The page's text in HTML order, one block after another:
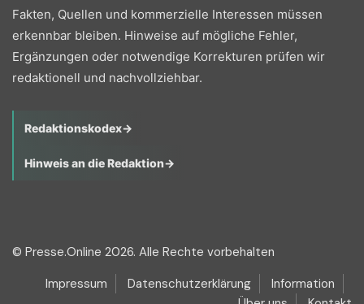
Fakten, Quellen und kommerzielle Interessen müssen
erkennbar bleiben. Hinweise auf mögliche Fehler,
Ergänzungen oder notwendige Korrekturen prüfen wir
redaktionell und nachvollziehbar.
Redaktionskodex→
Hinweis an die Redaktion→
© Presse.Online 2026. Alle Rechte vorbehalten
Impressum
Datenschutzerklärung
Information